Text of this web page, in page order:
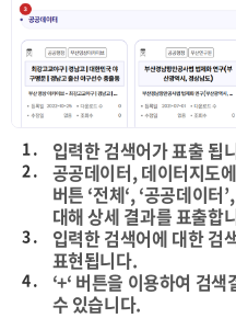
1 . 입력한 검색어가 표출 됩
2 .
공공데이터, 데이터지도
버튼 ‘전체‘, ‘공공데이터
대해 상세 결과를 표출합
3 .
입력한 검색어에 대한 검
표현됩니다.
4 .
‘+‘ 버튼을 이용하여 검
수 있습니다.